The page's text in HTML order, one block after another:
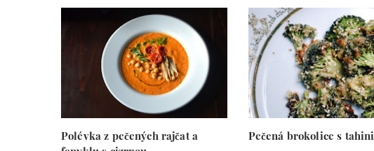
Polévka z pečených rajčat a
Pečená brokolice s tahini